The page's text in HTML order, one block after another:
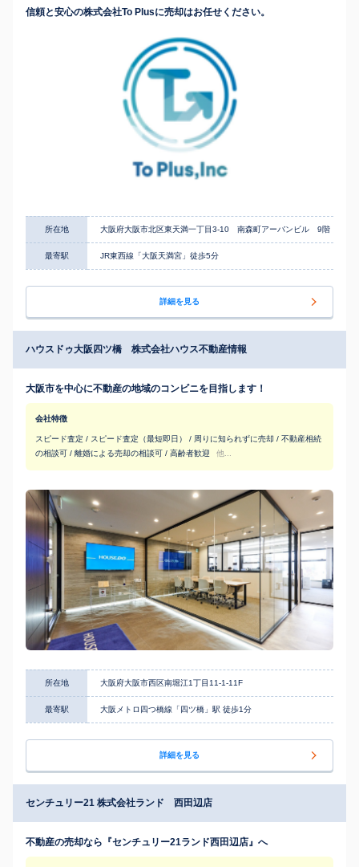
信頼と安心の株式会社To Plusに売却はお任せください。
所在地 大阪府大阪市北区東天満一丁目3-10 南森町アーバンビル 9階
最寄駅 JR東西線「大阪天満宮」徒歩5分
詳細を見る
ハウスドゥ大阪四ツ橋 株式会社ハウス不動産情報
大阪市を中心に不動産の地域のコンビニを目指します！
会社特徴
スピード査定 / スピード査定（最短即日） / 周りに知られずに売却 / 不動産相続
の相談可 / 離婚による売却の相談可 / 高齢者歓迎
他...
所在地 大阪府大阪市西区南堀江1丁目11-1-11F
最寄駅 大阪メトロ四つ橋線「四ツ橋」駅 徒歩1分
詳細を見る
センチュリー21 株式会社ランド 西田辺店
不動産の売却なら『センチュリー21ランド西田辺店』へ